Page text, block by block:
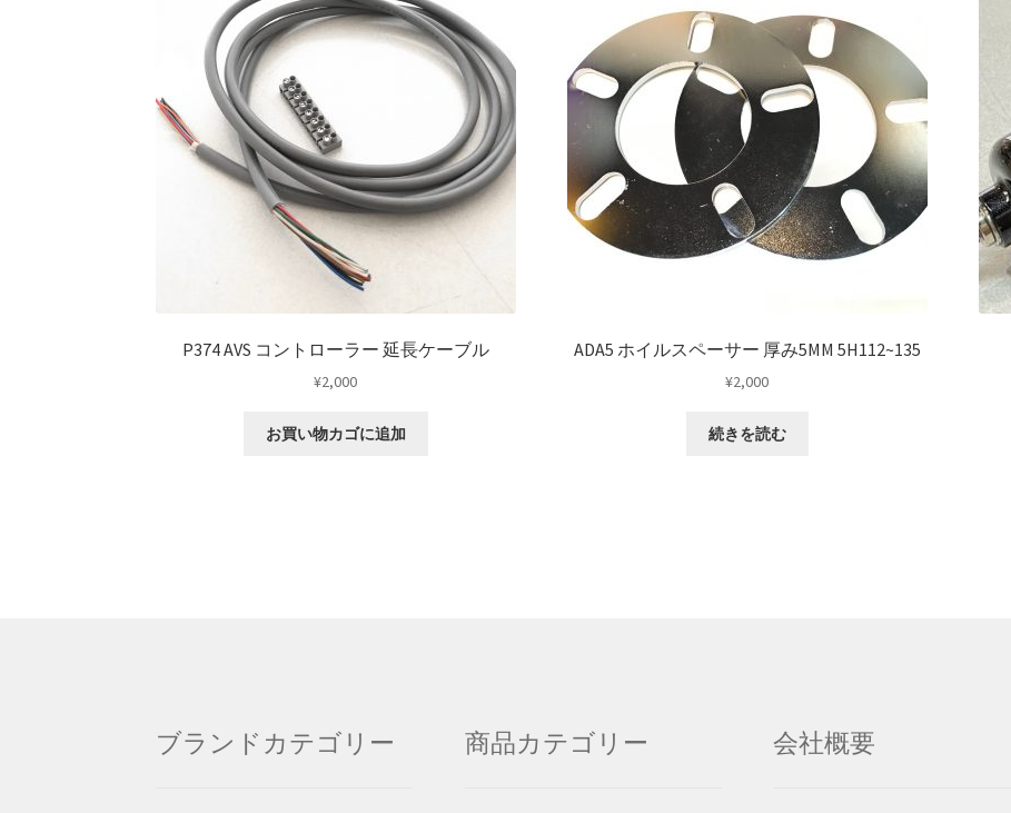
構造変更特注製作
P374 AVS コントローラー 延長ケーブル
¥2,000
お買い物カゴに追加
ADA5 ホイルスペーサー 厚み5MM 5H112~135
¥2,000
続きを読む
ブランドカテゴリー 商品カテゴリー 会社概要